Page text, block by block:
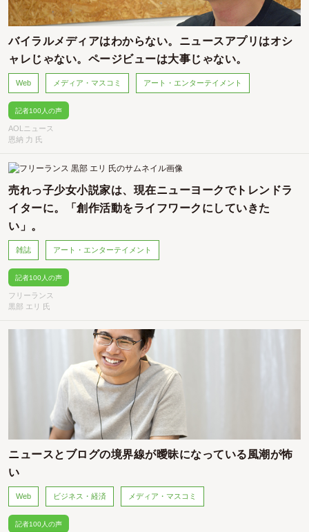
バイラルメディアはわからない。ニュースアプリはオシ
ャレじゃない。ページビューは大事じゃない。
Web メディア・マスコミ アート・エンターテイメント
記者100人の声
AOLニュース
恩納 力 氏
売れっ子少女小説家は、現在ニューヨークでトレンドラ
イターに。「創作活動をライフワークにしていきた
い」。
雑誌 アート・エンターテイメント
記者100人の声
フリーランス
黒部 エリ 氏
ニュースとブログの境界線が曖昧になっている風潮が怖
い
Web ビジネス・経済 メディア・マスコミ
記者100人の声